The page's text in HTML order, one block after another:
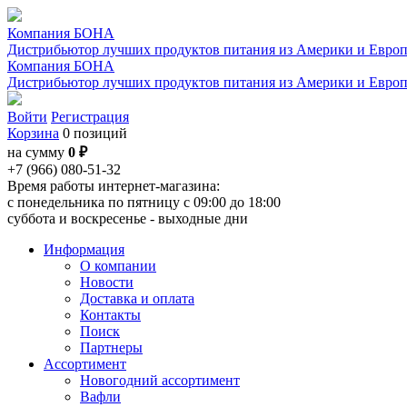
Компания БОНА
Дистрибьютор лучших продуктов питания из Америки и
Компания БОНА
Дистрибьютор лучших продуктов питания из Америки и
Войти Регистрация
Корзина 0 позиций
на сумму 0 ₽
+7 (966) 080-51-32
Время работы интернет-магазина:
с понедельника по пятницу с 09:00 до 18:00
суббота и воскресенье - выходные дни
Информация
О компании
Новости
Доставка и оплата
Контакты
Поиск
Партнеры
Ассортимент
Новогодний ассортимент
Вафли